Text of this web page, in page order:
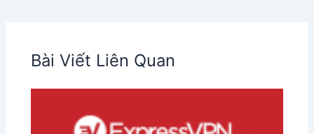
Bài Viết Liên Quan